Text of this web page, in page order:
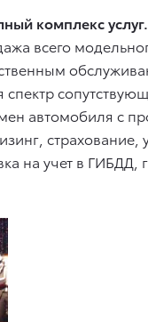
комплекс услуг.
всего
спектр
автомобиля с
страхование,
на учет в